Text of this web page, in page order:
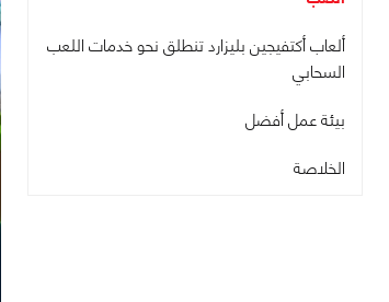
ألعاب أكتفيجين بليزارد تنطلق نحو خدمات اللعب
السحابي
بيئة عمل أفضل
الخلاصة